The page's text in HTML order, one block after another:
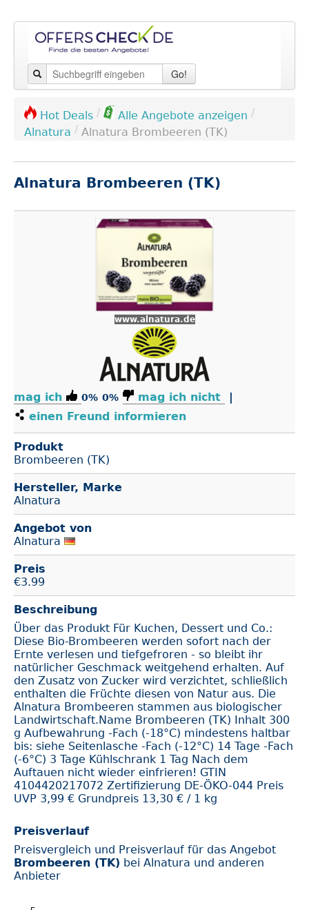
Go!
Hot Deals / Alle Angebote anzeigen /
Alnatura / Alnatura Brombeeren (TK)
Alnatura Brombeeren (TK)
www.alnatura.de
mag ich 0% 0% mag ich nicht
|
einen Freund informieren
Produkt
Brombeeren (TK)
Hersteller, Marke
Alnatura
Angebot von
Alnatura
Preis
€3.99
Beschreibung
Über das Produkt Für Kuchen, Dessert und Co.:
Diese Bio-Brombeeren werden sofort nach der
Ernte verlesen und tiefgefroren - so bleibt ihr
natürlicher Geschmack weitgehend erhalten. Auf
den Zusatz von Zucker wird verzichtet, schließlich
enthalten die Früchte diesen von Natur aus. Die
Alnatura Brombeeren stammen aus biologischer
Landwirtschaft.Name Brombeeren (TK) Inhalt 300
g Aufbewahrung -Fach (-18°C) mindestens haltbar
bis: siehe Seitenlasche -Fach (-12°C) 14 Tage -Fach
(-6°C) 3 Tage Kühlschrank 1 Tag Nach dem
Auftauen nicht wieder einfrieren! GTIN
4104420217072 Zertifizierung DE-ÖKO-044 Preis
UVP 3,99 € Grundpreis 13,30 € / 1 kg
Preisverlauf
Preisvergleich und Preisverlauf für das Angebot
Brombeeren (TK) bei Alnatura und anderen
Anbieter